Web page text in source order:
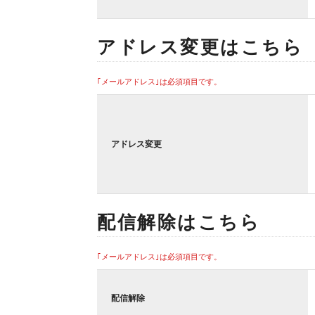
アドレス変更はこちら
｢メールアドレス｣は必須項目です。
アドレス変更
配信解除はこちら
｢メールアドレス｣は必須項目です。
配信解除